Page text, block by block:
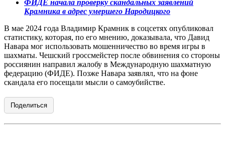
ФИДЕ начала проверку скандальных заявлений
Крамника в адрес умершего Народицкого
В мае 2024 года Владимир Крамник в соцсетях опубликовал
статистику, которая, по его мнению, доказывала, что Давид
Навара мог использовать мошенничество во время игры в
шахматы. Чешский гроссмейстер после обвинения со стороны
россиянин направил жалобу в Международную шахматную
федерацию (ФИДЕ). Позже Навара заявлял, что на фоне
скандала его посещали мысли о самоубийстве.
Поделиться